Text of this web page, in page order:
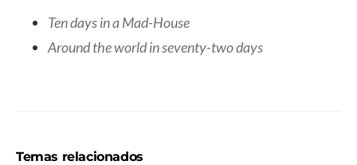
Ten days in a Mad-House
Around the world in seventy-two days
Temas relacionados